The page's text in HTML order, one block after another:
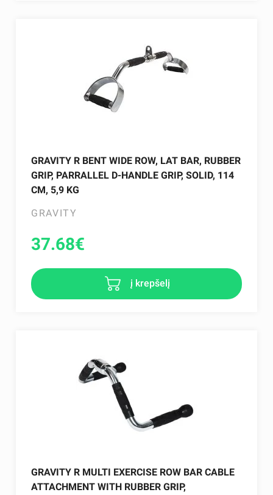
GRAVITY R BENT WIDE ROW, LAT BAR, RUBBER
GRIP, PARRALLEL D-HANDLE GRIP, SOLID, 114
CM, 5,9 KG
GRAVITY
37.68€
į krepšelį
GRAVITY R MULTI EXERCISE ROW BAR CABLE
ATTACHMENT WITH RUBBER GRIP,